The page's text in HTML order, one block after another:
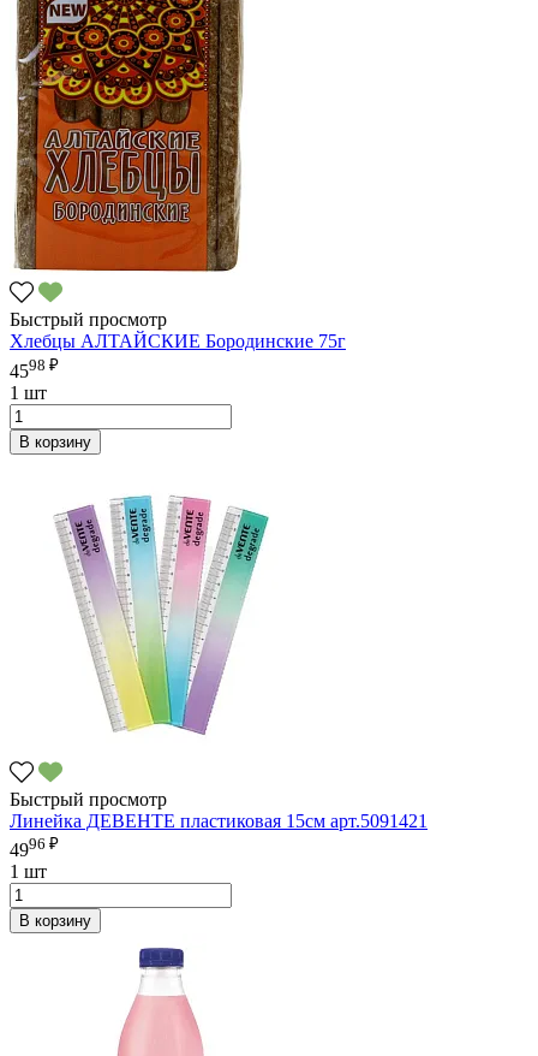
Быстрый просмотр
Хлебцы АЛТАЙСКИЕ Бородинские 75г
4598 ₽
1 шт
В корзину
Быстрый просмотр
Линейка ДЕВЕНТЕ пластиковая 15см арт.5091421
4996 ₽
1 шт
В корзину